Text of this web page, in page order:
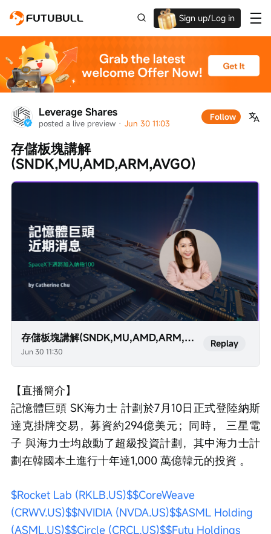
Sign up/Log in
Leverage Shares
posted a live preview · Jun 30 11:03
Follow
存儲板塊講解
(SNDK,MU,AMD,ARM,AVGO)
存儲板塊講解(SNDK,MU,AMD,ARM,AVGO)
Jun 30 11:30
Replay
【直播簡介】
記憶體巨頭 SK海力士 計劃於7月10日正式登陸納斯
達克掛牌交易，募資約294億美元；同時， 三星電
子 與海力士均啟動了超級投資計劃，其中海力士計
劃在韓國本土進行十年達1,000 萬億韓元的投資 。
$Rocket Lab (RKLB.US)$$CoreWeave
(CRWV.US)$$NVIDIA (NVDA.US)$$ASML Holding
(ASML.US)$$Circle (CRCL.US)$$Futu Holdings